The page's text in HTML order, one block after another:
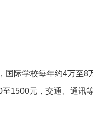
国际学校每年约4万至8
1500元，交通、通讯